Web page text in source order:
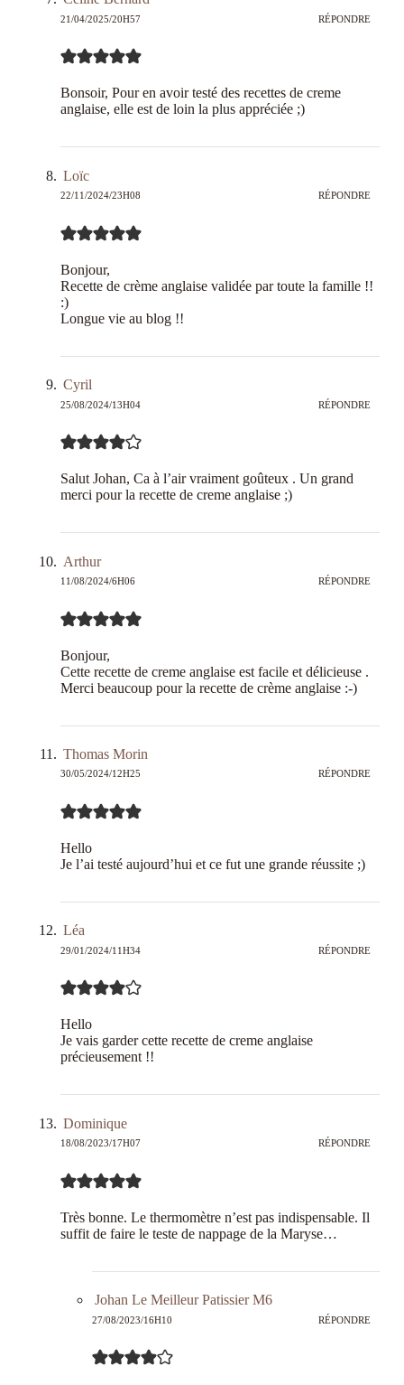
21/04/2025/20H57 RÉPONDRE
Bonsoir, Pour en avoir testé des recettes de creme
anglaise, elle est de loin la plus appréciée ;)
Loïc
22/11/2024/23H08 RÉPONDRE
Bonjour,
Recette de crème anglaise validée par toute la famille !!
:)
Longue vie au blog !!
Cyril
25/08/2024/13H04 RÉPONDRE
Salut Johan, Ca à l’air vraiment goûteux . Un grand
merci pour la recette de creme anglaise ;)
Arthur
11/08/2024/6H06 RÉPONDRE
Bonjour,
Cette recette de creme anglaise est facile et délicieuse .
Merci beaucoup pour la recette de crème anglaise :-)
Thomas Morin
30/05/2024/12H25 RÉPONDRE
Hello
Je l’ai testé aujourd’hui et ce fut une grande réussite ;)
Léa
29/01/2024/11H34 RÉPONDRE
Hello
Je vais garder cette recette de creme anglaise
précieusement !!
Dominique
18/08/2023/17H07 RÉPONDRE
Très bonne. Le thermomètre n’est pas indispensable. Il
suffit de faire le teste de nappage de la Maryse…
Johan Le Meilleur Patissier M6
27/08/2023/16H10 RÉPONDRE